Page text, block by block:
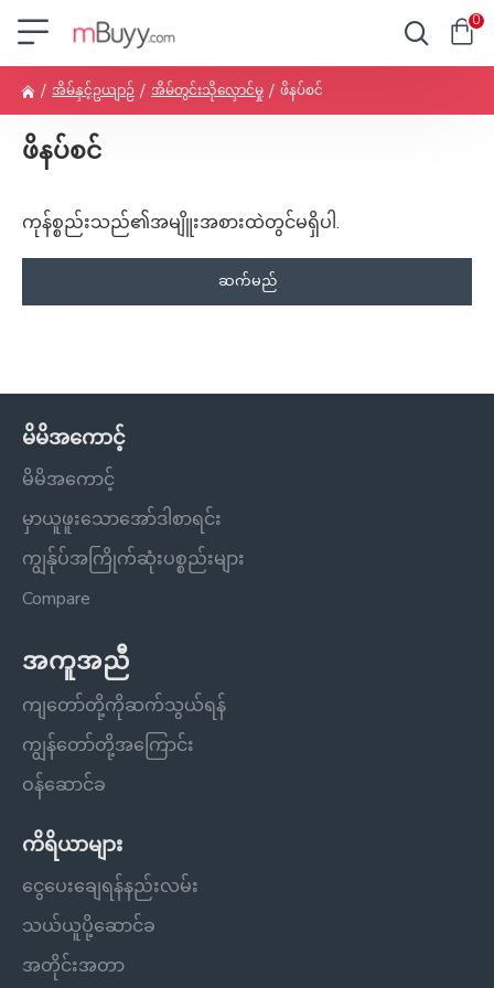
0
အိမ်နှင့်ဥယျာဉ် အိမ်တွင်းသိုလှောင်မှု ဖိနပ်စင်
ဖိနပ်စင်
ကုန်စ္စည်းသည်၏အမျိူးအစားထဲတွင်မရှိပါ.
ဆက်မည်
မိမိအကောင့်
မိမိအကောင့်
မှာယူဖူးသောအော်ဒါစာရင်း
ကျွန်ုပ်အကြိုက်ဆုံးပစ္စည်းများ
Compare
အကူအညီ
ကျတော်တို့ကိုဆက်သွယ်ရန်
ကျွန်တော်တို့အကြောင်း
ဝန်ဆောင်ခ
ကိရိယာများ
ငွေပေးချေရန်နည်းလမ်း
သယ်ယူပို့ဆောင်ခ
အတိုင်းအတာ